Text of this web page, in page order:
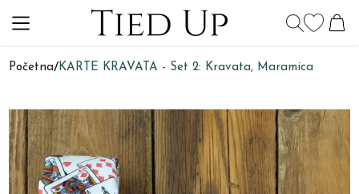
Početna/KARTE KRAVATA - Set 2: Kravata, Maramica